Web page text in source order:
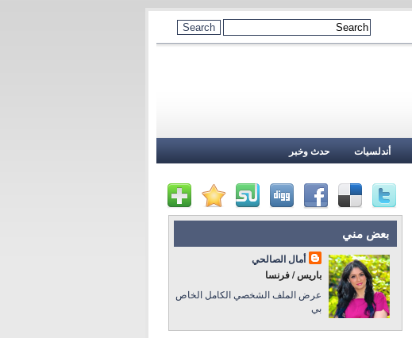
أندلسيات حدث وخبر
بعض مني
أمال الصالحي
باريس / فرنسا
عرض الملف الشخصي الكامل الخاص
بي